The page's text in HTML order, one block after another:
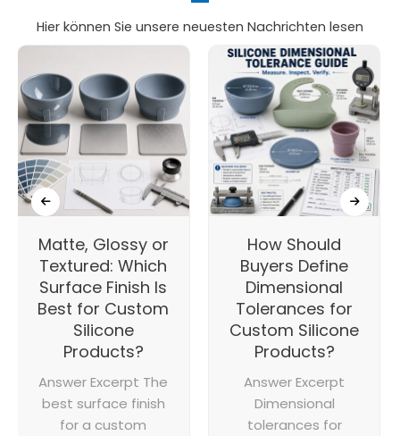
Hier können Sie unsere neuesten Nachrichten lesen
Matte, Glossy or
Textured: Which
Surface Finish Is
Best for Custom
Silicone
Products?
Answer Excerpt The
best surface finish
for a custom
How Should
Buyers Define
Dimensional
Tolerances for
Custom Silicone
Products?
Answer Excerpt
Dimensional
tolerances for